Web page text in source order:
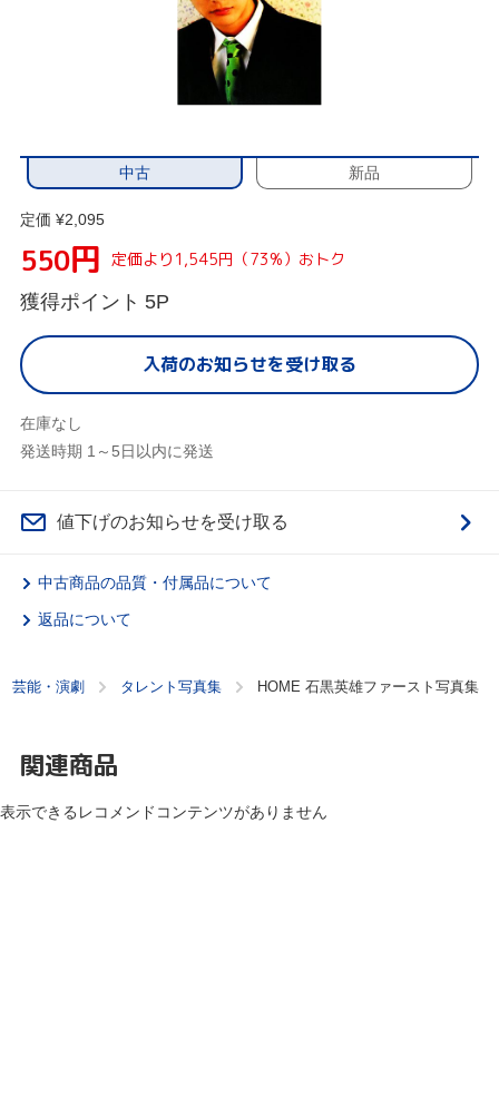
中古 新品
定価 ¥2,095
550円 定価より1,545円（73%）おトク
獲得ポイント 5P
入荷のお知らせを受け取る
在庫なし
発送時期 1～5日以内に発送
値下げのお知らせを受け取る
中古商品の品質・付属品について
返品について
芸能・演劇 タレント写真集 HOME 石黒英雄ファースト写真集
関連商品
表示できるレコメンドコンテンツがありません